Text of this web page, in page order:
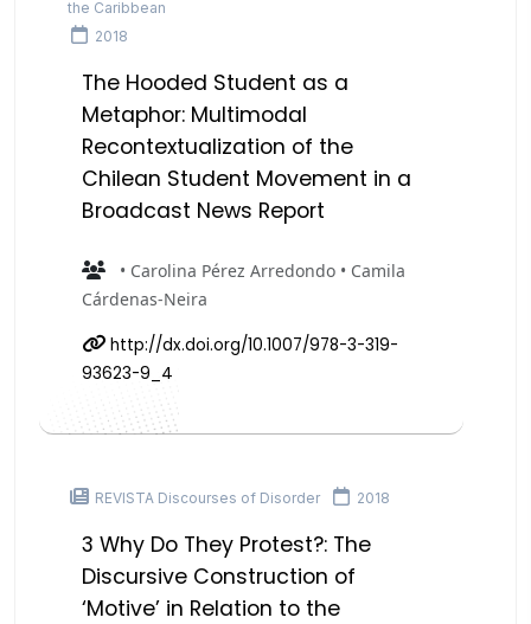
the Caribbean
2018
The Hooded Student as a
Metaphor: Multimodal
Recontextualization of the
Chilean Student Movement in a
Broadcast News Report
• Carolina Pérez Arredondo • Camila
Cárdenas-Neira
http://dx.doi.org/10.1007/978-3-319-
93623-9_4
REVISTA Discourses of Disorder 2018
3 Why Do They Protest?: The
Discursive Construction of
‘Motive’ in Relation to the